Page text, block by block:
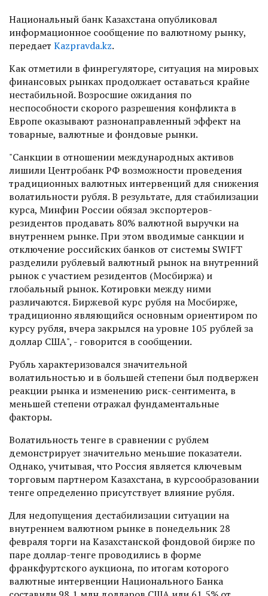
Национальный банк Казахстана опубликовал
информационное сообщение по валютному рынку,
передает Kazpravda.kz.
Как отметили в финрегуляторе, ситуация на мировых
финансовых рынках продолжает оставаться крайне
нестабильной. Возросшие ожидания по
неспособности скорого разрешения конфликта в
Европе оказывают разнонаправленный эффект на
товарные, валютные и фондовые рынки.
"Санкции в отношении международных активов
лишили Центробанк РФ возможности проведения
традиционных валютных интервенций для снижения
волатильности рубля. В результате, для стабилизации
курса, Минфин России обязал экспортеров-
резидентов продавать 80% валютной выручки на
внутреннем рынке. При этом вводимые санкции и
отключение российских банков от системы SWIFT
разделили рублевый валютный рынок на внутренний
рынок с участием резидентов (Мосбиржа) и
глобальный рынок. Котировки между ними
различаются. Биржевой курс рубля на Мосбирже,
традиционно являющийся основным ориентиром по
курсу рубля, вчера закрылся на уровне 105 рублей за
доллар США", - говорится в сообщении.
Рубль характеризовался значительной
волатильностью и в большей степени был подвержен
реакции рынка и изменению риск-сентимента, в
меньшей степени отражал фундаментальные
факторы.
Волатильность тенге в сравнении с рублем
демонстрирует значительно меньшие показатели.
Однако, учитывая, что Россия является ключевым
торговым партнером Казахстана, в курсообразовании
тенге определенно присутствует влияние рубля.
Для недопущения дестабилизации ситуации на
внутреннем валютном рынке в понедельник 28
февраля торги на Казахстанской фондовой бирже по
паре доллар-тенге проводились в форме
франкфуртского аукциона, по итогам которого
валютные интервенции Национального Банка